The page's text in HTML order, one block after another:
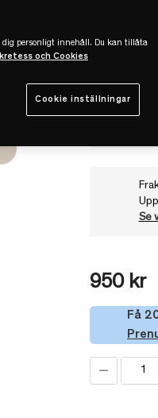
50x90
Välj färg
Se
950 kr
Få
dig personligt innehåll. Du kan tillåta
och Cookies
Cookie inställningar